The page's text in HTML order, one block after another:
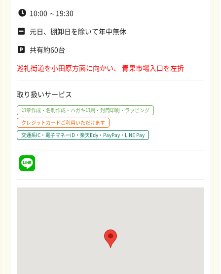
10:00 ～19:30
元日、棚卸日を除いて年中無休
共有約60台
巡礼街道を小田原方面に向かい、 青果市場入口を左折
取り扱いサービス
印章作成・名刺作成・ハガキ印刷・封筒印刷・ラッピング
クレジットカードご利用いただけます
交通系IC・電子マネーiD・楽天Edy・PayPay・LINE Pay